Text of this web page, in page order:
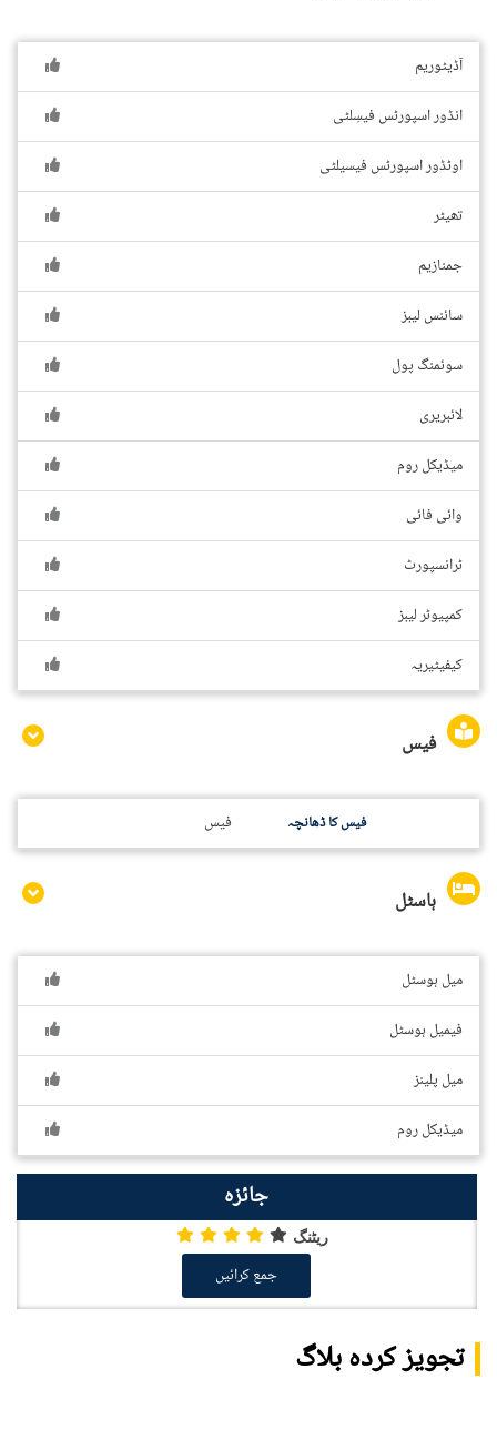
آڈیٹوریم
انڈور اسپورٹس فیسِلٹی
اوٹڈور اسپورٹس فیسیلٹی
تھیٹر
جمنازیم
سائنس لیبز
سوئمنگ پول
لائبریری
میڈیکل روم
وائی فائی
ٹرانسپورٹ
کمپیوٹر لیبز
کیفیٹیریہ
فیس
فیس فیس کا ڈھانچہ
ہاسٹل
میل ہوسٹل
فیمیل ہوسٹل
میل پلینز
میڈیکل روم
جائزہ
ریٹنگ
جمع کرائیں
تجویز کردہ بلاگ